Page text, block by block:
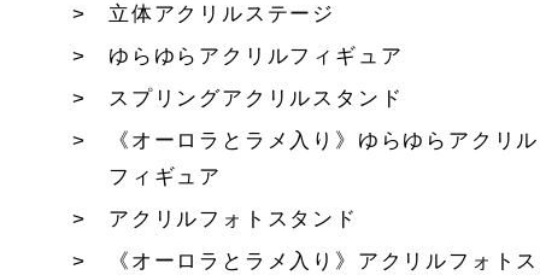
立体アクリルステージ
ゆらゆらアクリルフィギュア
スプリングアクリルスタンド
《オーロラとラメ入り》ゆらゆらアクリル
フィギュア
アクリルフォトスタンド
《オーロラとラメ入り》アクリルフォトス